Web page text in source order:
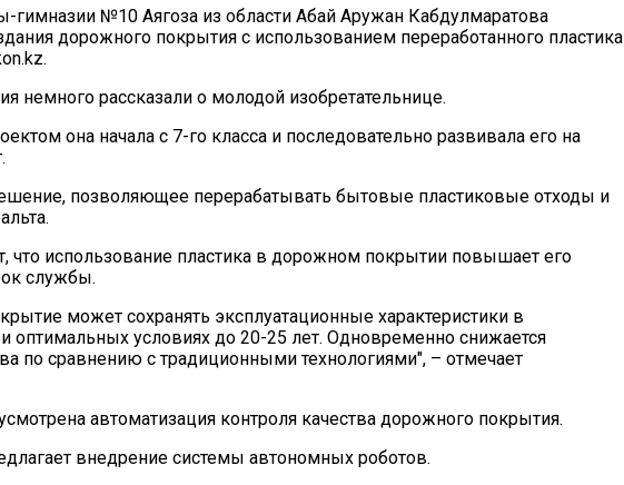
гимназии №10 Аягоза из области Абай Аружан Кабдулмаратова
дорожного покрытия с использованием переработанного пластика
немного рассказали о молодой изобретательнице.
она начала с 7-го класса и последовательно развивала его на
позволяющее перерабатывать бытовые пластиковые отходы и
что использование пластика в дорожном покрытии повышает его
службы.
может сохранять эксплуатационные характеристики в
оптимальных условиях до 20-25 лет. Одновременно снижается
по сравнению с традиционными технологиями", – отмечает
автоматизация контроля качества дорожного покрытия.
внедрение системы автономных роботов.